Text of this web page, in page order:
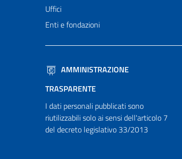
Uffici
Enti e fondazioni
AMMINISTRAZIONE
TRASPARENTE
I dati personali pubblicati sono
riutilizzabili solo ai sensi dell'articolo 7
del decreto legislativo 33/2013